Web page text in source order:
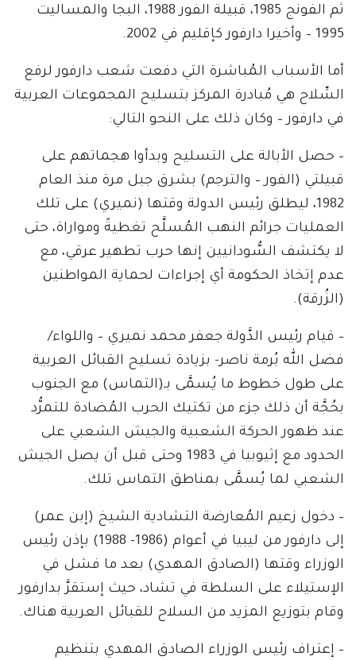
ثم الفونج 1985، قبيلة الفور 1988، البجا والمساليت
1995 – وأخيرا دارفور كإقليم في 2002.
أما الأسباب المُباشرة التي دفعت شعب دارفور لرفع
السِّلاح هي مُبادرة المركز بتسليح المجموعات العربية
في دارفور – وكان ذلك على النحو التالي:
– حصل الأبالة على التسليح وبدأوا هجماتهم على
قبيلتي (الفور – والترجم) بشرق جبل مرة منذ العام
1982، ليطلق رئيس الدولة وقتها (نميري) على تلك
العمليات جرائم النهب المُسلَّح تغطيةً ومواراة، حتى
لا يكتشف السُّودانيين إنها حرب تطهير عرقي، مع
عدم إتخاذ الحكومة أي إجراءات لحماية المواطنين
(الزُرقة).
– قيام رئيس الدَّولة جعفر محمد نميري – واللواء/
فضل الله بُرمة ناصر- بزيادة تسليح القبائل العربية
على طول خطوط ما يُسمَّى بـ(التماس) مع الجنوب
بحُجَّة أن ذلك جزء من تكتيك الحرب المُضادة للتمرُّد
عند ظهور الحركة الشعبية والجيش الشعبي على
الحدود مع إثيوبيا في 1983 وحتى قبل أن يصل الجيش
الشعبي لما يُسمَّى بمناطق التماس تلك.
– دخول زعيم المُعارضة التشادية الشيخ (إبن عمر)
إلى دارفور من ليبيا في أعوام (1986- 1988) بإذن رئيس
الوزراء وقتها (الصادق المهدي) بعد ما فشل في
الإستيلاء على السلطة في تشاد، حيث إستقرَّ بدارفور
وقام بتوزيع المزيد من السلاح للقبائل العربية هناك.
– إعتراف رئيس الوزراء الصادق المهدي بتنظيم